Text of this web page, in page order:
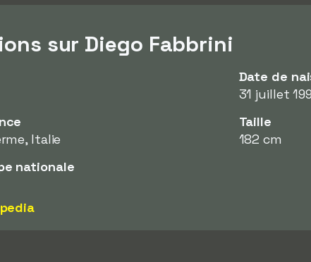
sur Diego Fabbrini
Date de
31 juillet
Italie
Taille
182 cm
nationale